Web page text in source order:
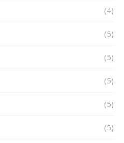
(4)
(5)
(5)
(5)
(5)
(5)